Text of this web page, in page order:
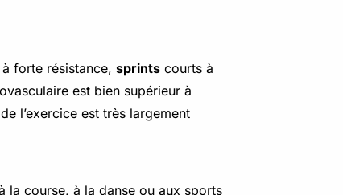
forte résistance, sprints courts à
est bien supérieur à
l’exercice est très largement
la course, à la danse ou aux sports